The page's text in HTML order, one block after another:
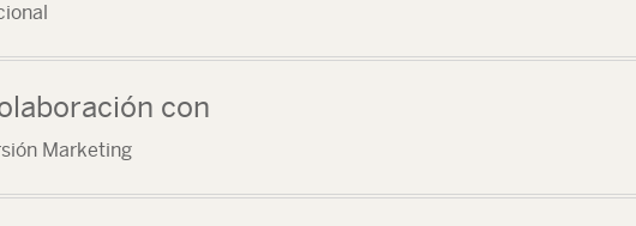
con
Marketing